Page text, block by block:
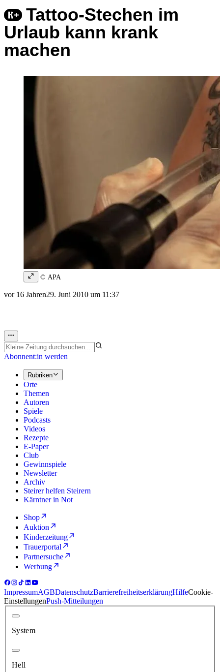
Tattoo-Stechen im
Urlaub kann krank
machen
© APA
vor 16 Jahren29. Juni 2010 um 11:37
Abonnent:in werden
Rubriken
Orte
Themen
Autoren
Spiele
Podcasts
Videos
Rezepte
E-Paper
Club
Gewinnspiele
Newsletter
Archiv
Steirer helfen Steirern
Kärntner in Not
Shop
Auktion
Kinderzeitung
Trauerportal
Partnersuche
Werbung
ImpressumAGBDatenschutzBarrierefreiheitserklärungHilfeCookie-
EinstellungenPush-Mitteilungen
System
Hell